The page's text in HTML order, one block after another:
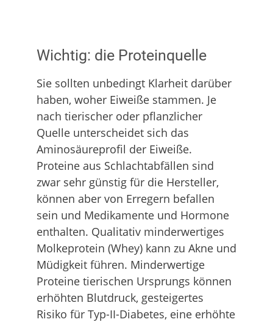
Wichtig: die Proteinquelle
Sie sollten unbedingt Klarheit darüber
haben, woher Eiweiße stammen. Je
nach tierischer oder pflanzlicher
Quelle unterscheidet sich das
Aminosäureprofil der Eiweiße.
Proteine aus Schlachtabfällen sind
zwar sehr günstig für die Hersteller,
können aber von Erregern befallen
sein und Medikamente und Hormone
enthalten. Qualitativ minderwertiges
Molkeprotein (Whey) kann zu Akne und
Müdigkeit führen. Minderwertige
Proteine tierischen Ursprungs können
erhöhten Blutdruck, gesteigertes
Risiko für Typ-II-Diabetes, eine erhöhte